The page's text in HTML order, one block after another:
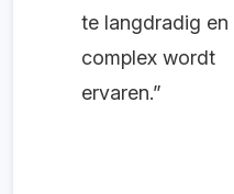
te langdradig en
complex wordt
ervaren.”